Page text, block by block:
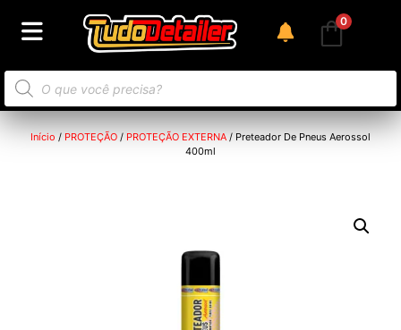
0
Início / PROTEÇÃO / PROTEÇÃO EXTERNA / Preteador De Pneus Aerossol
400ml